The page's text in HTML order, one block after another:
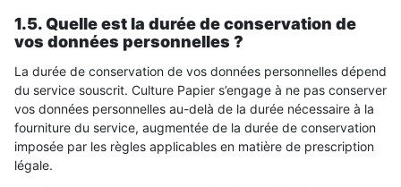
1.5. Quelle est la durée de conservation de
vos données personnelles ?
La durée de conservation de vos données personnelles dépend
du service souscrit. Culture Papier s’engage à ne pas conserver
vos données personnelles au-delà de la durée nécessaire à la
fourniture du service, augmentée de la durée de conservation
imposée par les règles applicables en matière de prescription
légale.